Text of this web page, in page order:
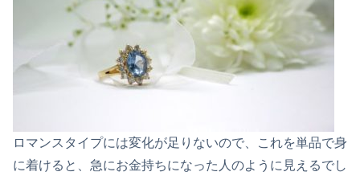
ロマンスタイプには変化が足りないので、これを単品で身
に着けると、急にお金持ちになった人のように見えるでし